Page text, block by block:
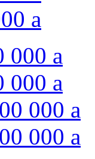
a
000 a
000 a
000 a
000 a